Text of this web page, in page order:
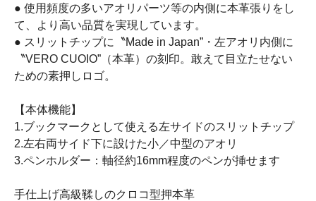
● 使用頻度の多いアオリパーツ等の内側に本革張りをし
て、より高い品質を実現しています。
● スリットチップに〝Made in Japan”・左アオリ内側に
〝VERO CUOIO”（本革）の刻印。敢えて目立たせない
ための素押しロゴ。
【本体機能】
1.ブックマークとして使える左サイドのスリットチップ
2.左右両サイド下に設けた小／中型のアオリ
3.ペンホルダー：軸径約16mm程度のペンが挿せます
手仕上げ高級鞣しのクロコ型押本革